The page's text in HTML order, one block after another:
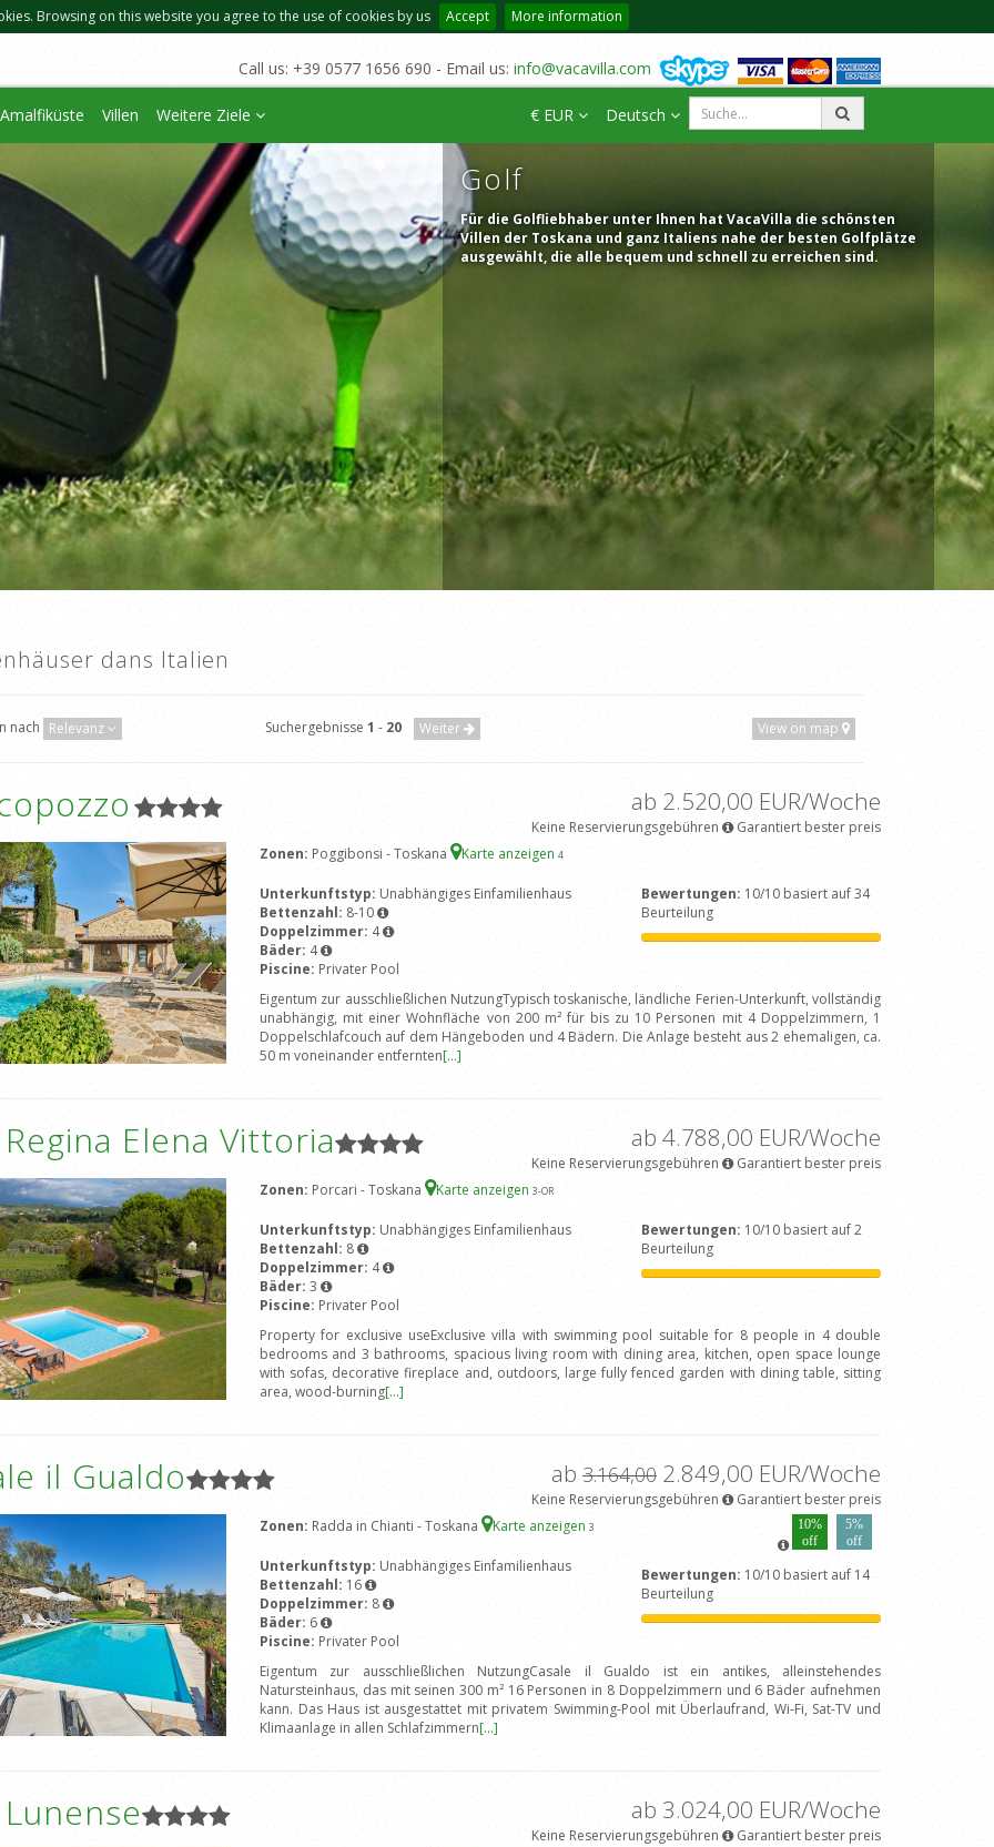
Browsing on this website you agree to the use of cookies by us Accept More information
Call us: +39 0577 1656 690 - Email us: info@vacavilla.com
Amalfiküste Villen Weitere Ziele € EUR Deutsch
Golf
Für die Golfliebhaber unter Ihnen hat VacaVilla die schönsten
Villen der Toskana und ganz Italiens nahe der besten Golfplätze
ausgewählt, die alle bequem und schnell zu erreichen sind.
dans Italien
nach Relevanz Suchergebnisse 1 - 20 Weiter View on map
ab 2.520,00 EUR/Woche
Keine Reservierungsgebühren
Garantiert bester preis
Zonen: Poggibonsi - Toskana Karte anzeigen 4
Unterkunftstyp: Unabhängiges Einfamilienhaus
Bettenzahl: 8-10
Doppelzimmer: 4
Bäder: 4
Piscine: Privater Pool
Bewertungen: 10/10 basiert auf 34
Beurteilung
Eigentum zur ausschließlichen NutzungTypisch toskanische, ländliche Ferien-Unterkunft, vollständig
unabhängig, mit einer Wohnfläche von 200 m² für bis zu 10 Personen mit 4 Doppelzimmern, 1
Doppelschlafcouch auf dem Hängeboden und 4 Bädern. Die Anlage besteht aus 2 ehemaligen, ca.
50 m voneinander entfernten[...]
Elena Vittoria ab 4.788,00 EUR/Woche
Keine Reservierungsgebühren
Garantiert bester preis
Zonen: Porcari - Toskana Karte anzeigen 3-OR
Unterkunftstyp: Unabhängiges Einfamilienhaus
Bettenzahl: 8
Doppelzimmer: 4
Bäder: 3
Piscine: Privater Pool
Bewertungen: 10/10 basiert auf 2
Beurteilung
Property for exclusive useExclusive villa with swimming pool suitable for 8 people in 4 double
bedrooms and 3 bathrooms, spacious living room with dining area, kitchen, open space lounge
with sofas, decorative fireplace and, outdoors, large fully fenced garden with dining table, sitting
area, wood-burning[...]
il Gualdo ab 3.164,00 2.849,00 EUR/Woche
Keine Reservierungsgebühren
Garantiert bester preis
Zonen: Radda in Chianti - Toskana Karte anzeigen 3
10%
off
5%
off
Unterkunftstyp: Unabhängiges Einfamilienhaus
Bettenzahl: 16
Doppelzimmer: 8
Bäder: 6
Piscine: Privater Pool
Bewertungen: 10/10 basiert auf 14
Beurteilung
Eigentum zur ausschließlichen NutzungCasale il Gualdo ist ein antikes, alleinstehendes
Natursteinhaus, das mit seinen 300 m² 16 Personen in 8 Doppelzimmern und 6 Bäder aufnehmen
kann. Das Haus ist ausgestattet mit privatem Swimming-Pool mit Überlaufrand, Wi-Fi, Sat-TV und
Klimaanlage in allen Schlafzimmern[...]
ab 3.024,00 EUR/Woche
Keine Reservierungsgebühren
Garantiert bester preis